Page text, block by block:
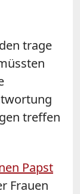
trage
treffen
Papst
Frauen